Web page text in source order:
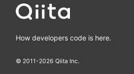
How developers code is here.
© 2011-2026 Qiita Inc.